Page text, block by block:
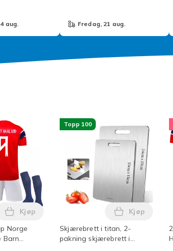
aug. fredag, 21 aug.
med Nano Sparkle-klut for alle bilriper i
Klistremerkesamling Offisielt FIFA World
Norge
Barn
Legg 2026 World Cup Norge Fotball
Kjøp
Topp 100
Skjærebrett i titan, 2-
pakning skjærebrett i
Legg
Kjøp